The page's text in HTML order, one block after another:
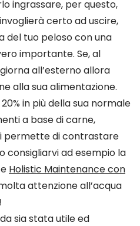
ingrassare, per questo,
certo ad uscire,
del tuo peloso con una
importante. Se, al
all’esterno allora
alla sua alimentazione.
in più della sua normale
a base di carne,
permette di contrastare
consigliarvi ad esempio la
Holistic Maintenance con
attenzione all’acqua
sia stata utile ed